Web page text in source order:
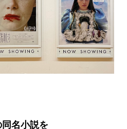
名小説を